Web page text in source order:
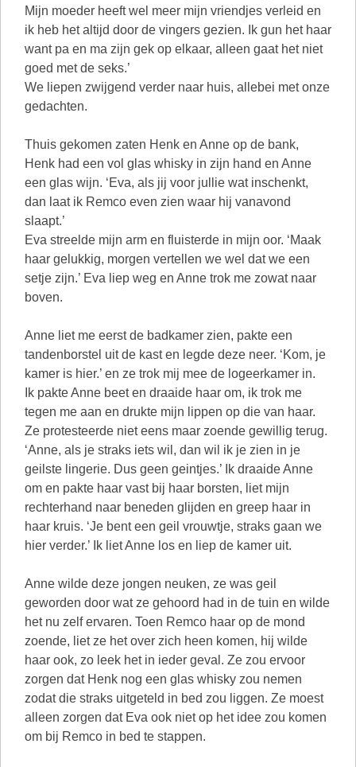
Mijn moeder heeft wel meer mijn vriendjes verleid en
ik heb het altijd door de vingers gezien. Ik gun het haar
want pa en ma zijn gek op elkaar, alleen gaat het niet
goed met de seks.’
We liepen zwijgend verder naar huis, allebei met onze
gedachten.
Thuis gekomen zaten Henk en Anne op de bank,
Henk had een vol glas whisky in zijn hand en Anne
een glas wijn. ‘Eva, als jij voor jullie wat inschenkt,
dan laat ik Remco even zien waar hij vanavond
slaapt.’
Eva streelde mijn arm en fluisterde in mijn oor. ‘Maak
haar gelukkig, morgen vertellen we wel dat we een
setje zijn.’ Eva liep weg en Anne trok me zowat naar
boven.
Anne liet me eerst de badkamer zien, pakte een
tandenborstel uit de kast en legde deze neer. ‘Kom, je
kamer is hier.’ en ze trok mij mee de logeerkamer in.
Ik pakte Anne beet en draaide haar om, ik trok me
tegen me aan en drukte mijn lippen op die van haar.
Ze protesteerde niet eens maar zoende gewillig terug.
‘Anne, als je straks iets wil, dan wil ik je zien in je
geilste lingerie. Dus geen geintjes.’ Ik draaide Anne
om en pakte haar vast bij haar borsten, liet mijn
rechterhand naar beneden glijden en greep haar in
haar kruis. ‘Je bent een geil vrouwtje, straks gaan we
hier verder.’ Ik liet Anne los en liep de kamer uit.
Anne wilde deze jongen neuken, ze was geil
geworden door wat ze gehoord had in de tuin en wilde
het nu zelf ervaren. Toen Remco haar op de mond
zoende, liet ze het over zich heen komen, hij wilde
haar ook, zo leek het in ieder geval. Ze zou ervoor
zorgen dat Henk nog een glas whisky zou nemen
zodat die straks uitgeteld in bed zou liggen. Ze moest
alleen zorgen dat Eva ook niet op het idee zou komen
om bij Remco in bed te stappen.